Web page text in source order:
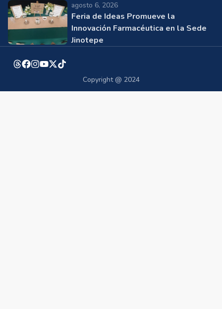
agosto 6, 2026
Feria de Ideas Promueve la
Innovación Farmacéutica en la Sede
Jinotepe
Copyright @ 2024